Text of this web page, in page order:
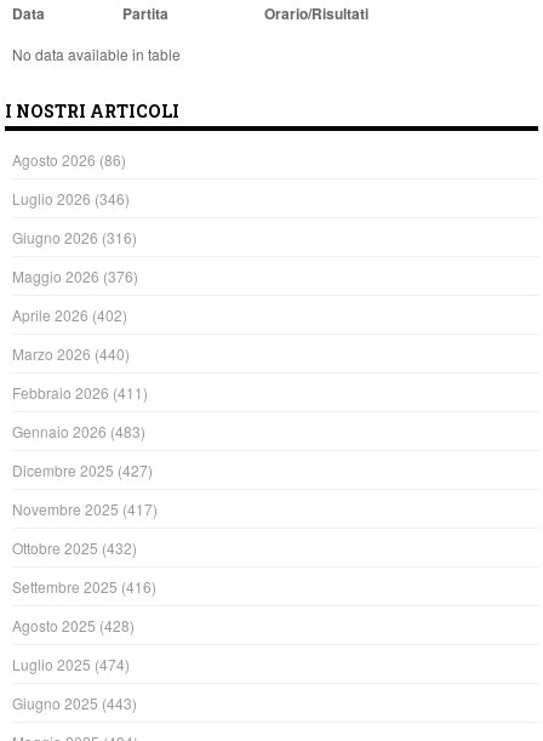
Data Partita Orario/Risultati
No data available in table
I NOSTRI ARTICOLI
Agosto 2026 (86)
Luglio 2026 (346)
Giugno 2026 (316)
Maggio 2026 (376)
Aprile 2026 (402)
Marzo 2026 (440)
Febbraio 2026 (411)
Gennaio 2026 (483)
Dicembre 2025 (427)
Novembre 2025 (417)
Ottobre 2025 (432)
Settembre 2025 (416)
Agosto 2025 (428)
Luglio 2025 (474)
Giugno 2025 (443)